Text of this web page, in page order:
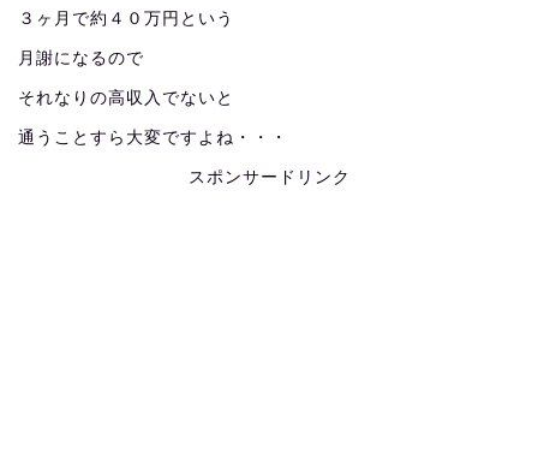
３ヶ月で約４０万円という
月謝になるので
それなりの高収入でないと
通うことすら大変ですよね・・・
スポンサードリンク